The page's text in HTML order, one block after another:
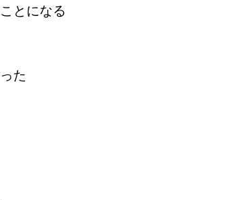
とになる
た